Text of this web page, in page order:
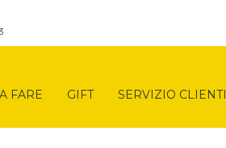
FARE GIFT SERVIZIO CLIENTI